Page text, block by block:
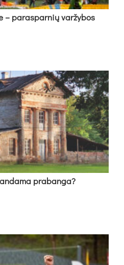
– pa­ras­par­nių var­žy­bos
pra­ban­ga?